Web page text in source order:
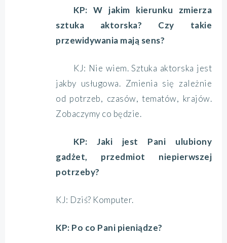
KP: W jakim kierunku zmierza
sztuka aktorska? Czy takie
przewidywania mają sens?
KJ: Nie wiem. Sztuka aktorska jest
jakby usługowa. Zmienia się zależnie
od potrzeb, czasów, tematów, krajów.
Zobaczymy co będzie.
KP: Jaki jest Pani ulubiony
gadżet, przedmiot niepierwszej
potrzeby?
KJ: Dziś? Komputer.
KP: Po co Pani pieniądze?